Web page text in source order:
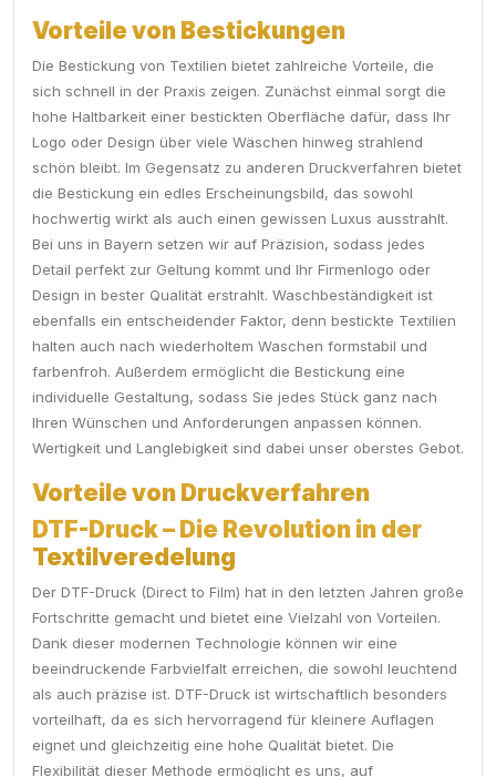
Vorteile von Bestickungen
Die Bestickung von Textilien bietet zahlreiche Vorteile, die
sich schnell in der Praxis zeigen. Zunächst einmal sorgt die
hohe Haltbarkeit einer bestickten Oberfläche dafür, dass Ihr
Logo oder Design über viele Wäschen hinweg strahlend
schön bleibt. Im Gegensatz zu anderen Druckverfahren bietet
die Bestickung ein edles Erscheinungsbild, das sowohl
hochwertig wirkt als auch einen gewissen Luxus ausstrahlt.
Bei uns in Bayern setzen wir auf Präzision, sodass jedes
Detail perfekt zur Geltung kommt und Ihr Firmenlogo oder
Design in bester Qualität erstrahlt. Waschbeständigkeit ist
ebenfalls ein entscheidender Faktor, denn bestickte Textilien
halten auch nach wiederholtem Waschen formstabil und
farbenfroh. Außerdem ermöglicht die Bestickung eine
individuelle Gestaltung, sodass Sie jedes Stück ganz nach
Ihren Wünschen und Anforderungen anpassen können.
Wertigkeit und Langlebigkeit sind dabei unser oberstes Gebot.
Vorteile von Druckverfahren
DTF-Druck – Die Revolution in der
Textilveredelung
Der DTF-Druck (Direct to Film) hat in den letzten Jahren große
Fortschritte gemacht und bietet eine Vielzahl von Vorteilen.
Dank dieser modernen Technologie können wir eine
beeindruckende Farbvielfalt erreichen, die sowohl leuchtend
als auch präzise ist. DTF-Druck ist wirtschaftlich besonders
vorteilhaft, da es sich hervorragend für kleinere Auflagen
eignet und gleichzeitig eine hohe Qualität bietet. Die
Flexibilität dieser Methode ermöglicht es uns, auf